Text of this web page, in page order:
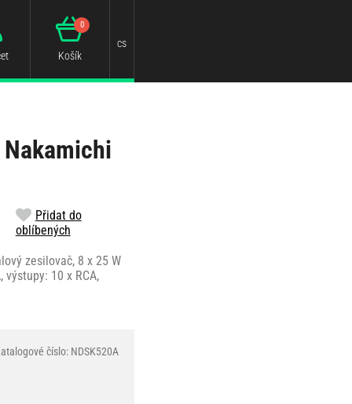
Košík
0
cs
Přidat do
oblíbených
zesilovač, 8 x 25 W
výstupy: 10 x RCA,
číslo: NDSK520A